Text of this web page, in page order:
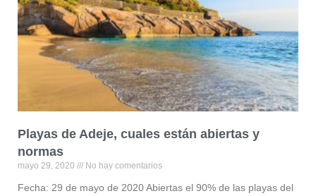
Playas de Adeje, cuales están abiertas y
normas
mayo 29, 2020 No hay comentarios
Fecha: 29 de mayo de 2020 Abiertas el 90% de las playas del